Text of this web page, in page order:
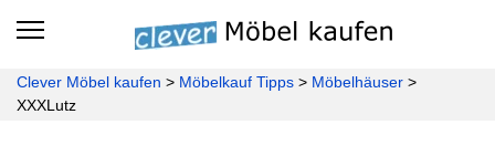
Clever Möbel kaufen > Möbelkauf Tipps > Möbelhäuser >
XXXLutz